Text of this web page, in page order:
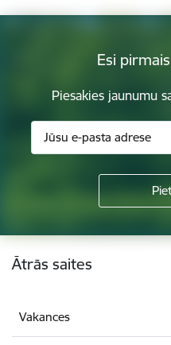
Esi
Piesakies jaunumu
Kājene
Ātrās saites
Vakances